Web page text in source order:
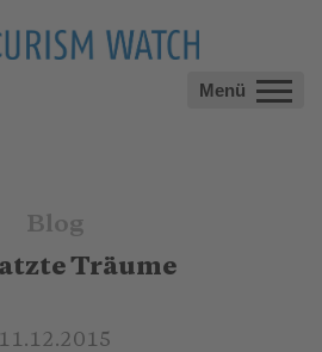
Menü
Blog
Träume
11.12.2015